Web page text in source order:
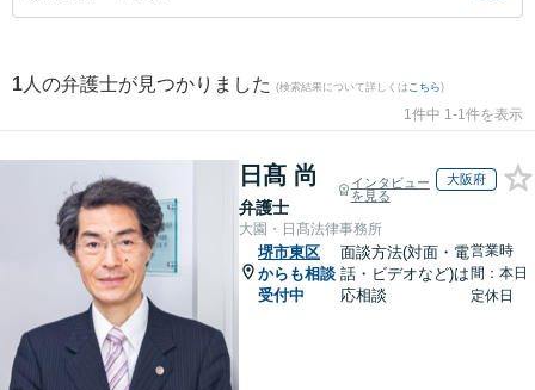
1 人の弁護士が見つかりました (検索結果について詳しくは こちら)
1件中 1-1件を表示
日髙 尚
弁護士
インタビュー
を見る
大阪府
大園・日髙法律事務所
堺市東区
からも相談
受付中
面談方法(対面・電
話・ビデオなど)は
応相談
営業時
間：本日
定休日